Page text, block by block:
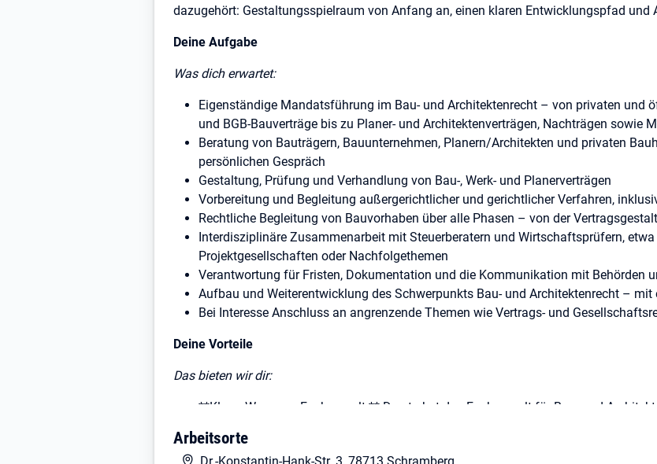
dazugehört: Gestaltungsspielraum von Anfang an, einen klaren Entwicklungspfad und
Deine Aufgabe
Was dich erwartet:
Eigenständige Mandatsführung im Bau- und Architektenrecht – von privaten und
und BGB-Bauverträge bis zu Planer- und Architektenverträgen, Nachträgen sowie
Beratung von Bauträgern, Bauunternehmen, Planern/Architekten und privaten
persönlichen Gespräch
Gestaltung, Prüfung und Verhandlung von Bau-, Werk- und Planerverträgen
Vorbereitung und Begleitung außergerichtlicher und gerichtlicher Verfahren,
Rechtliche Begleitung von Bauvorhaben über alle Phasen – von der
Interdisziplinäre Zusammenarbeit mit Steuerberatern und Wirtschaftsprüfern,
Projektgesellschaften oder Nachfolgethemen
Verantwortung für Fristen, Dokumentation und die Kommunikation mit Behörden
Aufbau und Weiterentwicklung des Schwerpunkts Bau- und Architektenrecht –
Bei Interesse Anschluss an angrenzende Themen wie Vertrags- und
Deine Vorteile
Das bieten wir dir:
**Klarer Weg zum Fachanwalt:** Du strebst den Fachanwalt für Bau- und
**Verantwortung, die zählt:** Du steuerst deine Mandate selbst, baust deinen
Arbeitsorte